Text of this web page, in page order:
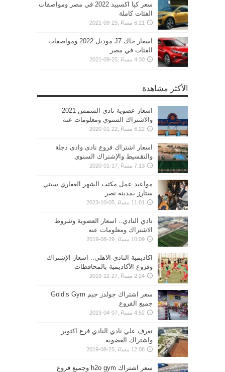
سعر كيا اكسييد 2022 في مصر ومواصفات
الفئات كاملة
6:21 مساءً ,29-09-2021
اسعار جاك J7 موديل 2022 ومواصفات
الفئات في مصر
4:30 مساءً ,25-09-2021
الأكثر مشاهدة
اسعار عضوية نادي الشمس 2021
والاشتراك السنوي ومعلومات عنه
6:22 مساءً ,22-01-2020
اسعار اشتراك فروع نادى وادى دجلة
والتقسيط والإشتراك السنوي
7:13 مساءً ,17-01-2020
مواعيد عمل مكتب الشهر العقاري سيتي
ستارز بمدينة نصر
11:01 مساءً ,05-10-2023
نادي النادي.. اسعار العضوية وشروط
الاشتراك ومعلومات عنه
10:09 مساءً ,29-08-2019
اكاديمية النادي الاهلي.. اسعار الإشتراك
وفروع الأكاديمية بالمحافظات
2:24 مساءً ,27-12-2019
سعر اشتراك جولدز جيم Gold’s Gym
جميع الفروع
4:52 مساءً ,07-04-2023
تعرف علي نادي النادي فرع اكتوبر
واشتراك العضوية
12:08 مساءً ,25-08-2019
سعر اشتراك h2o gym وجميع فروع